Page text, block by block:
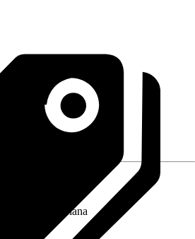
Dracaena sanderiana